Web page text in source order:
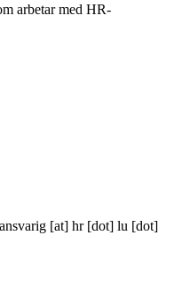
arbetar med HR-
[at] hr[dot] lu [dot]